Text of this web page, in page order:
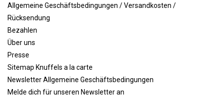
Allgemeine Geschäftsbedingungen / Versandkosten /
Rücksendung
Bezahlen
Über uns
Presse
Sitemap Knuffels a la carte
Newsletter Allgemeine Geschäftsbedingungen
Melde dich für unseren Newsletter an